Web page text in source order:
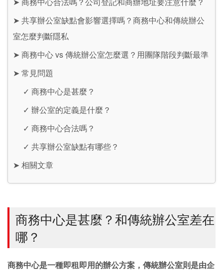
➤ 共享辦公室缺點會影響選擇嗎？商務中心和傳統辦公
室怎麼判斷隱私
➤ 商務中心 vs 傳統辦公室怎麼選？用團隊階段判斷最準
➤ 常見問題
✓ 商務中心是甚麼？
✓ 辦公室的定義是什麼？
✓ 商務中心合法嗎？
✓ 共享辦公室缺點有哪些？
➤ 相關文章
商務中心是甚麼？和傳統辦公室差在
哪？
商務中心是一種即租即用的辦公方案，傳統辦公室則是由企